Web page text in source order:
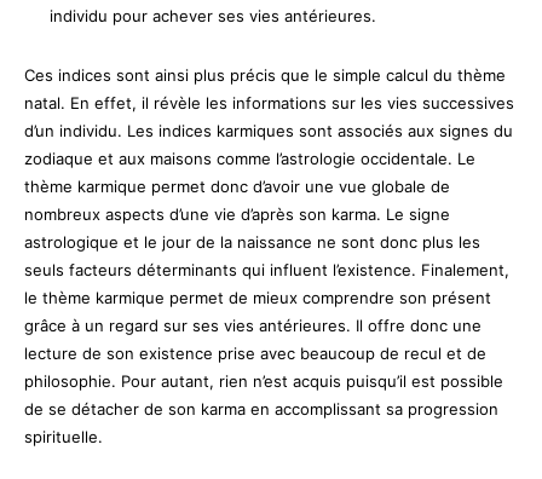
individu pour achever ses vies antérieures.
Ces indices sont ainsi plus précis que le simple calcul du thème
natal. En effet, il révèle les informations sur les vies successives
d’un individu. Les indices karmiques sont associés aux signes du
zodiaque et aux maisons comme l’astrologie occidentale. Le
thème karmique permet donc d’avoir une vue globale de
nombreux aspects d’une vie d’après son karma. Le signe
astrologique et le jour de la naissance ne sont donc plus les
seuls facteurs déterminants qui influent l’existence. Finalement,
le thème karmique permet de mieux comprendre son présent
grâce à un regard sur ses vies antérieures. Il offre donc une
lecture de son existence prise avec beaucoup de recul et de
philosophie. Pour autant, rien n’est acquis puisqu’il est possible
de se détacher de son karma en accomplissant sa progression
spirituelle.